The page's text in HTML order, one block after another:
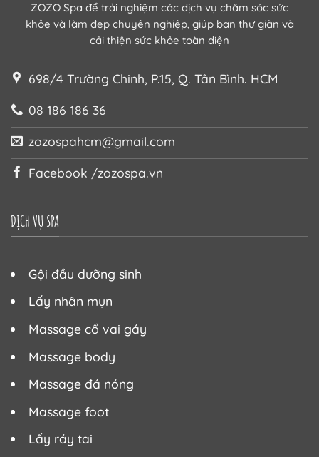
ZOZO Spa để trải nghiệm các dịch vụ chăm sóc sức
khỏe và làm đẹp chuyên nghiệp, giúp bạn thư giãn và
cải thiện sức khỏe toàn diện
698/4 Trường Chinh, P.15, Q. Tân Bình. HCM
08 186 186 36
zozospahcm@gmail.com
Facebook /zozospa.vn
DỊCH VỤ SPA
Gội đầu dưỡng sinh
Lấy nhân mụn
Massage cổ vai gáy
Massage body
Massage đá nóng
Massage foot
Lấy ráy tai